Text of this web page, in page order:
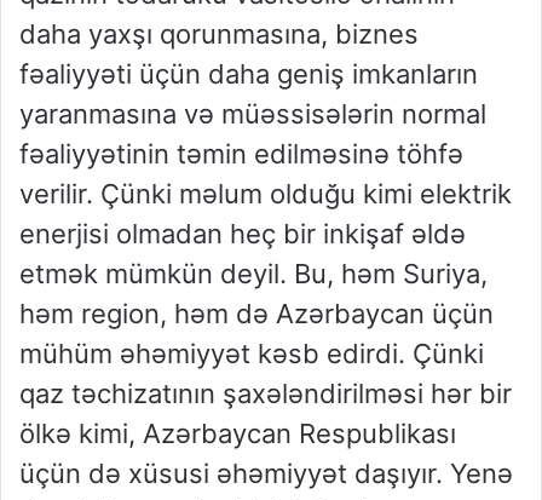
daha yaxşı qorunmasına, biznes
fəaliyyəti üçün daha geniş imkanların
yaranmasına və müəssisələrin normal
fəaliyyətinin təmin edilməsinə töhfə
verilir. Çünki məlum olduğu kimi elektrik
enerjisi olmadan heç bir inkişaf əldə
etmək mümkün deyil. Bu, həm Suriya,
həm region, həm də Azərbaycan üçün
mühüm əhəmiyyət kəsb edirdi. Çünki
qaz təchizatının şaxələndirilməsi hər bir
ölkə kimi, Azərbaycan Respublikası
üçün də xüsusi əhəmiyyət daşıyır. Yenə